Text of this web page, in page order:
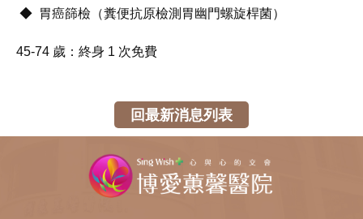
◆ 胃癌篩檢（糞便抗原檢測胃幽門螺旋桿菌）
45-74 歲：終身 1 次免費
回最新消息列表